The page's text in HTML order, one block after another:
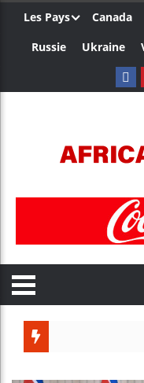
Les Pays Canada
Russie
Ukraine